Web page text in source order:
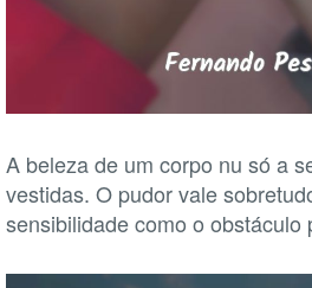
A beleza de um corpo nu só a
vestidas. O pudor vale
sensibilidade como o obstáculo